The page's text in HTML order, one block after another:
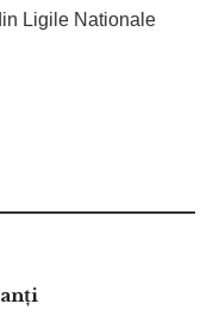
Ligile Nationale